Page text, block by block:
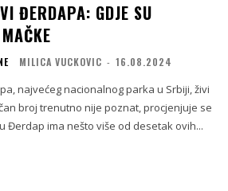
ĐERDAPA: GDJE SU
MILICA VUCKOVIC - 16.08.2024
najvećeg nacionalnog parka u Srbiji, živi
broj trenutno nije poznat, procjenjuje se
Đerdap ima nešto više od desetak ovih...